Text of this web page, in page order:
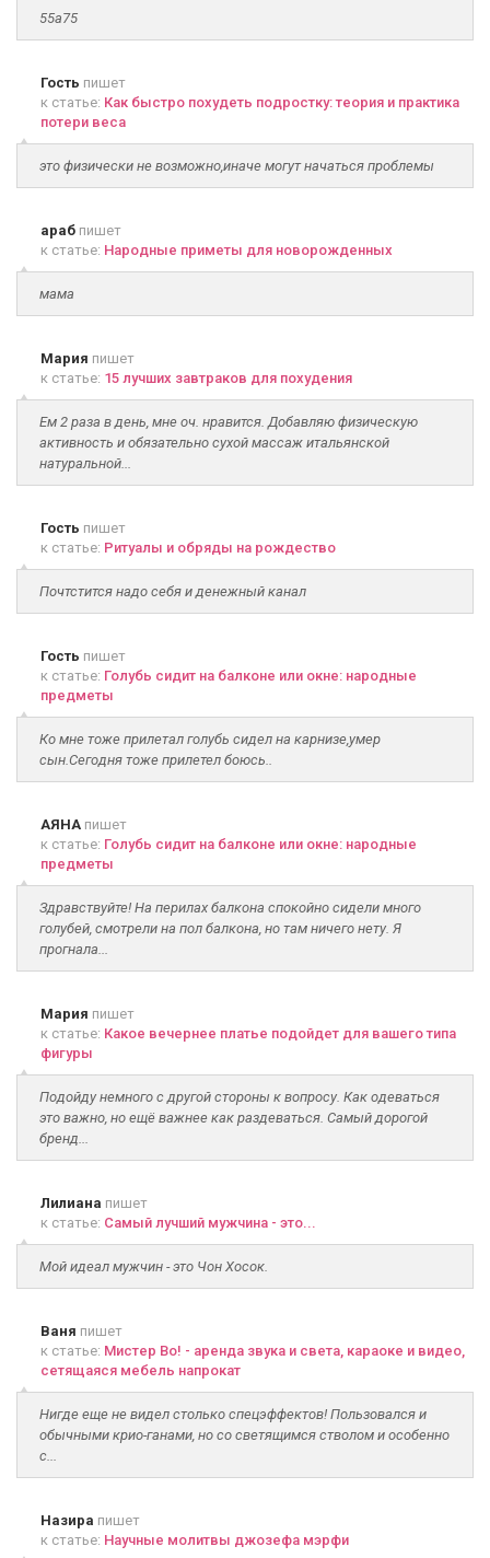
55а75
Гость пишет
к статье: Как быстро похудеть подростку: теория и практика
потери веса
это физически не возможно,иначе могут начаться проблемы
араб пишет
к статье: Народные приметы для новорожденных
мама
Мария пишет
к статье: 15 лучших завтраков для похудения
Ем 2 раза в день, мне оч. нравится. Добавляю физическую
активность и обязательно сухой массаж итальянской
натуральной...
Гость пишет
к статье: Ритуалы и обряды на рождество
Почтстится надо себя и денежный канал
Гость пишет
к статье: Голубь сидит на балконе или окне: народные
предметы
Ко мне тоже прилетал голубь сидел на карнизе,умер
сын.Сегодня тоже прилетел боюсь..
АЯНА пишет
к статье: Голубь сидит на балконе или окне: народные
предметы
Здравствуйте! На перилах балкона спокойно сидели много
голубей, смотрели на пол балкона, но там ничего нету. Я
прогнала...
Мария пишет
к статье: Какое вечернее платье подойдет для вашего типа
фигуры
Подойду немного с другой стороны к вопросу. Как одеваться
это важно, но ещё важнее как раздеваться. Самый дорогой
бренд...
Лилиана пишет
к статье: Самый лучший мужчина - это...
Мой идеал мужчин - это Чон Хосок.
Ваня пишет
к статье: Мистер Во! - аренда звука и света, караоке и видео,
сетящаяся мебель напрокат
Нигде еще не видел столько спецэффектов! Пользовался и
обычными крио-ганами, но со светящимся стволом и особенно
с...
Назира пишет
к статье: Научные молитвы джозефа мэрфи